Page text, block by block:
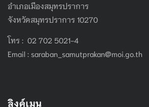
อำเภอเมืองสมุทรปราการ
จังหวัดสมุทรปราการ 10270
โทร : 02 702 5021-4
Email : saraban_samutprakan@moi.go.th
ลิงค์เมนู